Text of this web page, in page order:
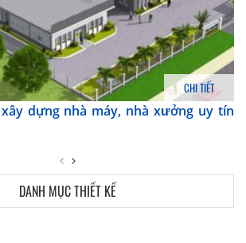
CHI TIẾT
dựng nhà máy, nhà xưởng uy tín
DANH MỤC THIẾT KẾ